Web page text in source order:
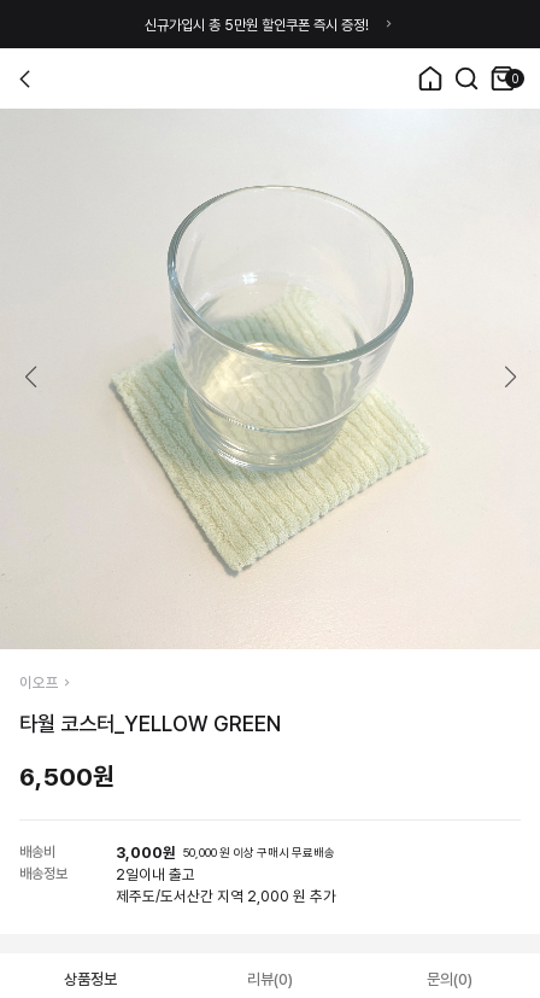
신규가입시 총 5만원 할인쿠폰 즉시 증정!
0
이오프
타월 코스터_YELLOW GREEN
6,500원
배송비 3,000원 50,000 원 이상 구매시 무료배송
배송정보 2일이내 출고
제주도/도서산간 지역 2,000 원 추가
상품정보 리뷰(0) 문의(0)